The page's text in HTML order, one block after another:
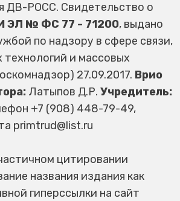
ДВ-РОСС. Свидетельство о
ЭЛ № ФС 77 - 71200, выдано
по надзору в сфере связи,
и массовых
27.09.2017. Врио
Латыпов Д.Р. Учредитель:
+7 (908) 448-79-49,
primtrud@list.ru
цитировании
названия издания как
гиперссылки на сайт